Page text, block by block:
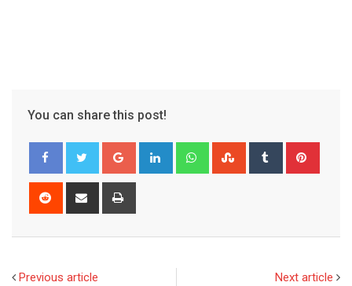
You can share this post!
Google+ LinkedIn WhatsappStumbleUpon
Tumblr
Reddit
Share
Previous article Next article